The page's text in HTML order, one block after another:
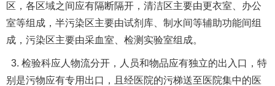
区，各区域之间应有隔断隔开，清洁区主要由更衣室、办公
室等组成，半污染区主要由试剂库、制水间等辅助功能间组
成，污染区主要由采血室、检测实验室组成。
3. 检验科应人物流分开，人员和物品应有独立的出入口，特
别是污物应有专用出口，且经医院的污梯送至医院集中的医